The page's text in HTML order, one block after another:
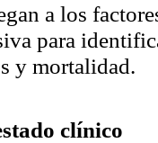
a los
para
y mortalidad.
clínico